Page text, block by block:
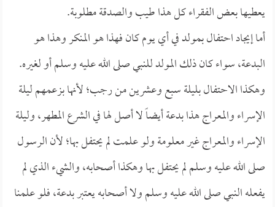
يعطيها بعض الفقراء كل هذا طيب والصدقة مطلوبة.
أما إيجاد احتفال بمولد في أي يوم كان فهذا هو المنكر وهذا هو
البدعة، سواء كان ذلك المولد للنبي صلى الله عليه وسلم أو لغيره.
وهكذا الاحتفال بليلة سبع وعشرين من رجب؛ لأنها بزعمهم ليلة
الإسراء والمعراج هذا بدعة أيضاً لا أصل لها في الشرع المطهر، وليلة
الإسراء والمعراج غير معلومة ولو علمت لم يحتفل بها؛ لأن الرسول
صلى الله عليه وسلم لم يحتفل بها وهكذا أصحابه، والشيء الذي لم
يفعله النبي صلى الله عليه وسلم ولا أصحابه يعتبر بدعة، فلو علمنا